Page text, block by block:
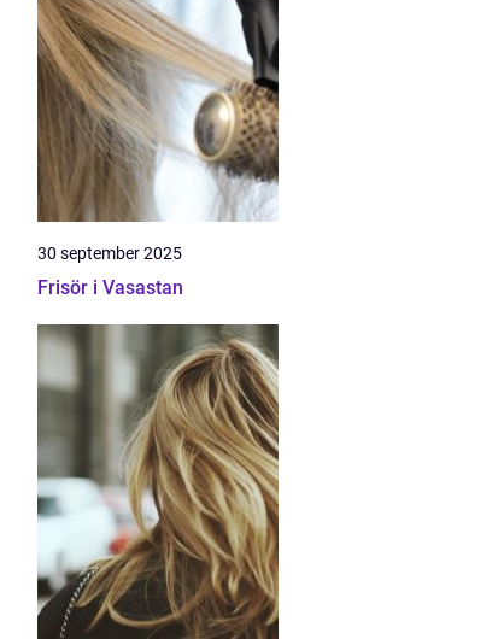
30 september 2025
Frisör i Vasastan